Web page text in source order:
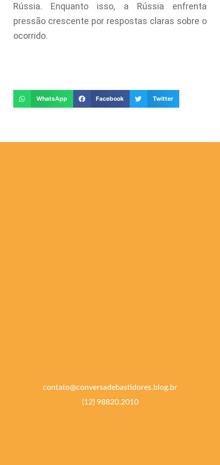
Rússia. Enquanto isso, a Rússia enfrenta
pressão crescente por respostas claras sobre o
ocorrido.
WhatsApp Facebook Twitter
contato@conversadebastidores.blog.br
(12) 98820.2010